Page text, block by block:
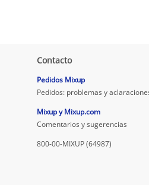
Contacto
Pedidos Mixup
Pedidos: problemas y
Mixup y Mixup.com
Comentarios y sugerencias
800-00-MIXUP (64987)